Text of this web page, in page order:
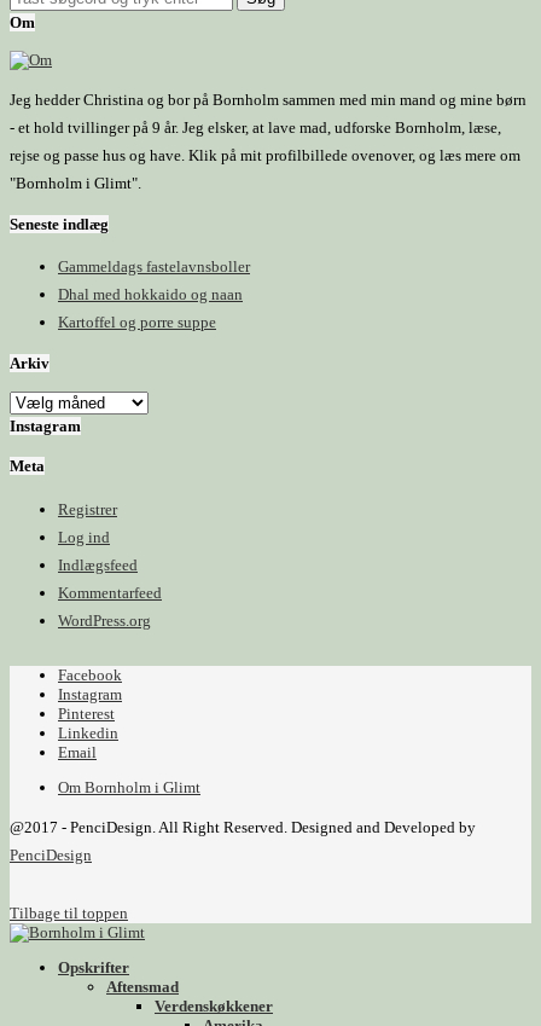
Om
Jeg hedder Christina og bor på Bornholm sammen med min mand og mine børn
- et hold tvillinger på 9 år. Jeg elsker, at lave mad, udforske Bornholm, læse,
rejse og passe hus og have. Klik på mit profilbillede ovenover, og læs mere om
"Bornholm i Glimt".
Seneste indlæg
Gammeldags fastelavnsboller
Dhal med hokkaido og naan
Kartoffel og porre suppe
Arkiv
Arkiv
Instagram
Meta
Registrer
Log ind
Indlægsfeed
Kommentarfeed
WordPress.org
Facebook
Instagram
Pinterest
Linkedin
Email
Om Bornholm i Glimt
@2017 - PenciDesign. All Right Reserved. Designed and Developed by
PenciDesign
Tilbage til toppen
Opskrifter
Aftensmad
Verdenskøkkener